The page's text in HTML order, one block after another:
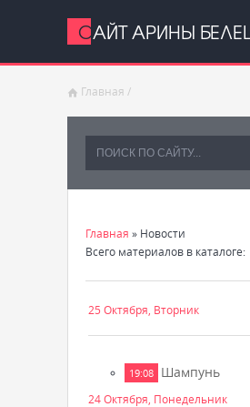
САЙТ АРИНЫ
Главная /
Главная » Новости
Всего материалов в каталоге:
25 Октября, Вторник
19:08 Шампунь
24 Октября, Понедельник